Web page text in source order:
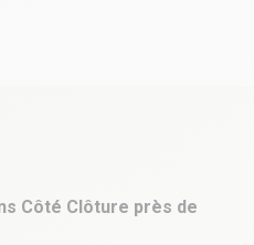
Côté Clôture près de